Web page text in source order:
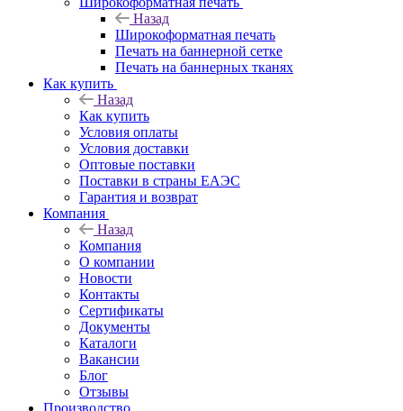
Назад
Широкоформатная печать
Печать на баннерной сетке
Печать на баннерных тканях
Как купить
Назад
Как купить
Условия оплаты
Условия доставки
Оптовые поставки
Поставки в страны ЕАЭС
Гарантия и возврат
Компания
Назад
Компания
О компании
Новости
Контакты
Сертификаты
Документы
Каталоги
Вакансии
Блог
Отзывы
Производство